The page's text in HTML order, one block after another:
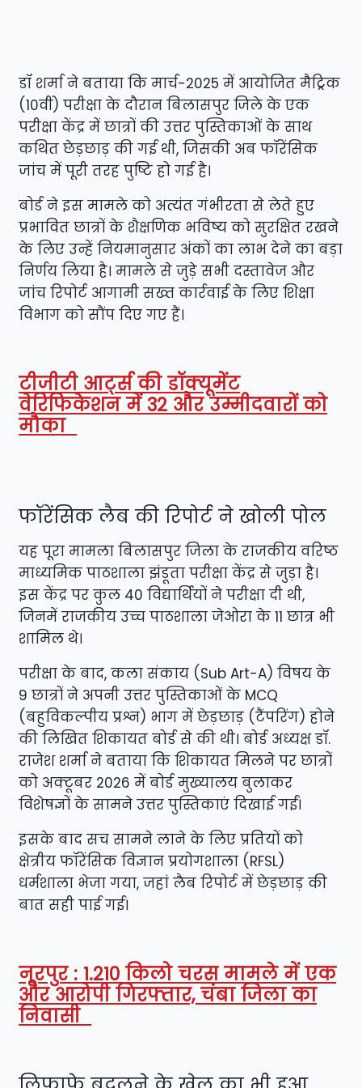
डॉ शर्मा ने बताया कि मार्च-2025 में आयोजित मैट्रिक
(10वीं) परीक्षा के दौरान बिलासपुर जिले के एक
परीक्षा केंद्र में छात्रों की उत्तर पुस्तिकाओं के साथ
कथित छेड़छाड़ की गई थी, जिसकी अब फॉरेंसिक
जांच में पूरी तरह पुष्टि हो गई है।
बोर्ड ने इस मामले को अत्यंत गंभीरता से लेते हुए
प्रभावित छात्रों के शैक्षणिक भविष्य को सुरक्षित रखने
के लिए उन्हें नियमानुसार अंकों का लाभ देने का बड़ा
निर्णय लिया है। मामले से जुड़े सभी दस्तावेज और
जांच रिपोर्ट आगामी सख्त कार्रवाई के लिए शिक्षा
विभाग को सौंप दिए गए हैं।
टीजीटी आर्ट्स की डॉक्यूमेंट
वेरिफिकेशन में 32 और उम्मीदवारों को
मौका
​फॉरेंसिक लैब की रिपोर्ट ने खोली पोल
​यह पूरा मामला बिलासपुर जिला के राजकीय वरिष्ठ
माध्यमिक पाठशाला झंडूता परीक्षा केंद्र से जुड़ा है।
इस केंद्र पर कुल 40 विद्यार्थियों ने परीक्षा दी थी,
जिनमें राजकीय उच्च पाठशाला जेओरा के 11 छात्र भी
शामिल थे।
परीक्षा के बाद, कला संकाय (Sub Art-A) विषय के
9 छात्रों ने अपनी उत्तर पुस्तिकाओं के MCQ
(बहुविकल्पीय प्रश्न) भाग में छेड़छाड़ (टैंपरिंग) होने
की लिखित शिकायत बोर्ड से की थी। बोर्ड अध्यक्ष डॉ.
राजेश शर्मा ने बताया कि शिकायत मिलने पर छात्रों
को अक्टूबर 2026 में बोर्ड मुख्यालय बुलाकर
विशेषज्ञों के सामने उत्तर पुस्तिकाएं दिखाई गईं।
इसके बाद सच सामने लाने के लिए प्रतियों को
क्षेत्रीय फॉरेंसिक विज्ञान प्रयोगशाला (RFSL)
धर्मशाला भेजा गया, जहां लैब रिपोर्ट में छेड़छाड़ की
बात सही पाई गई।
नूरपुर : 1.210 किलो चरस मामले में एक
और आरोपी गिरफ्तार, चंबा जिला का
निवासी